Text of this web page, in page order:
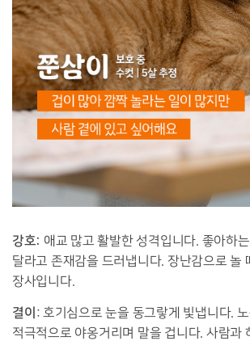
강호: 애교 많고 활발한 성격입니다. 좋아하
달라고 존재감을 드러냅니다. 장난감으로 놀
장사입니다.
결이 : 호기심으로 눈을 동그랗게 빛냅니다.
적극적으로 야옹거리며 말을 겁니다. 사람과